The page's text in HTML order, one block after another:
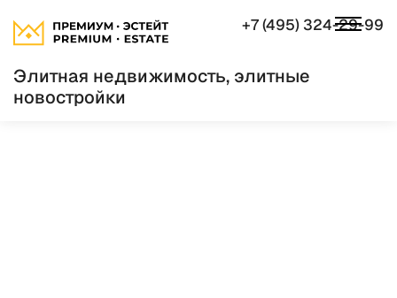
Элитная недвижимость, элитные
новостройки
+7 (495) 324-29-99